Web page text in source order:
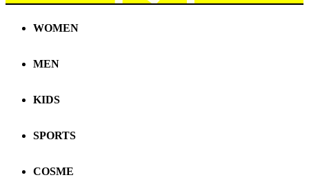
WOMEN
MEN
KIDS
SPORTS
COSME